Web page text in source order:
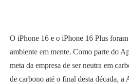
O iPhone 16 e o iPhone 16 Plus
ambiente em mente. Como parte do
meta da empresa de ser neutra em
de carbono até o final desta década, a